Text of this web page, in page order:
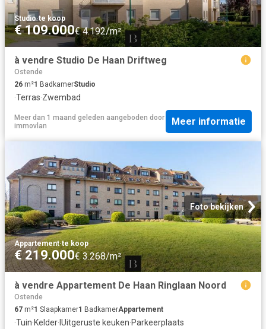
Studio·te koop
€ 109.000€ 4.192/m²
à vendre Studio De Haan Driftweg
Ostende
26 m²1 BadkamerStudio
·Terras·Zwembad
Meer dan 1 maand geleden aangeboden door
immovlan
Meer informatie
Foto bekijken
Appartement·te koop
€ 219.000€ 3.268/m²
à vendre Appartement De Haan Ringlaan Noord
Ostende
67 m²1 Slaapkamer1 BadkamerAppartement
·Tuin·Kelder· IUitgeruste keuken·Parkeerplaats